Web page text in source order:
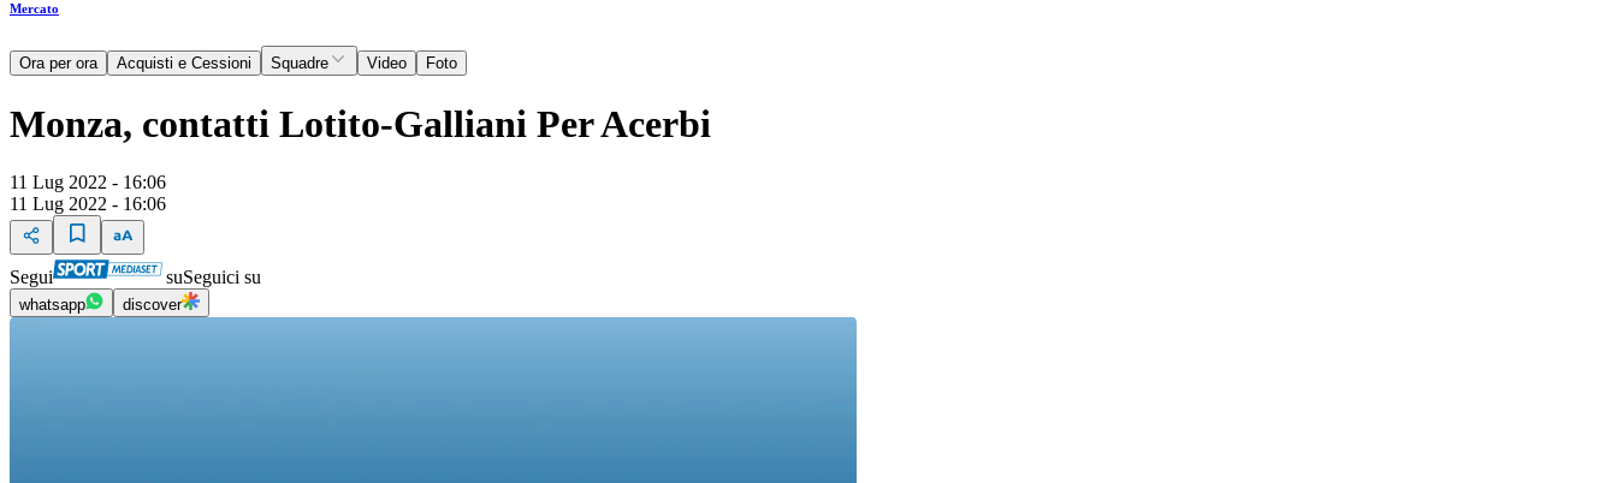
Mercato
Ora per ora Acquisti e Cessioni Squadre Video Foto
Monza, contatti Lotito-Galliani Per Acerbi
11 Lug 2022 - 16:06
11 Lug 2022 - 16:06
Segui suSeguici su
whatsapp discover